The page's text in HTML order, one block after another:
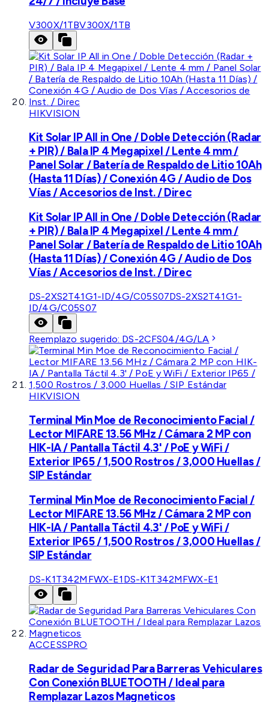
V300X/1TBV300X/1TB
HIKVISION
Kit Solar IP All in One / Doble Detección (Radar
+ PIR) / Bala IP 4 Megapixel / Lente 4 mm /
Panel Solar / Batería de Respaldo de Litio 10Ah
(Hasta 11 Días) / Conexión 4G / Audio de Dos
Vías / Accesorios de Inst. / Direc
Kit Solar IP All in One / Doble Detección (Radar
+ PIR) / Bala IP 4 Megapixel / Lente 4 mm /
Panel Solar / Batería de Respaldo de Litio 10Ah
(Hasta 11 Días) / Conexión 4G / Audio de Dos
Vías / Accesorios de Inst. / Direc
DS-2XS2T41G1-ID/4G/C05S07DS-2XS2T41G1-
ID/4G/C05S07
Reemplazo sugerido: DS-2CFS04/4G/LA
HIKVISION
Terminal Min Moe de Reconocimiento Facial /
Lector MIFARE 13.56 MHz / Cámara 2 MP con
HIK-IA / Pantalla Táctil 4.3' / PoE y WiFi /
Exterior IP65 / 1,500 Rostros / 3,000 Huellas /
SIP Estándar
Terminal Min Moe de Reconocimiento Facial /
Lector MIFARE 13.56 MHz / Cámara 2 MP con
HIK-IA / Pantalla Táctil 4.3' / PoE y WiFi /
Exterior IP65 / 1,500 Rostros / 3,000 Huellas /
SIP Estándar
DS-K1T342MFWX-E1 DS-K1T342MFWX-E1
ACCESSPRO
Radar de Seguridad Para Barreras Vehiculares
Con Conexión BLUETOOTH / Ideal para
Remplazar Lazos Magneticos